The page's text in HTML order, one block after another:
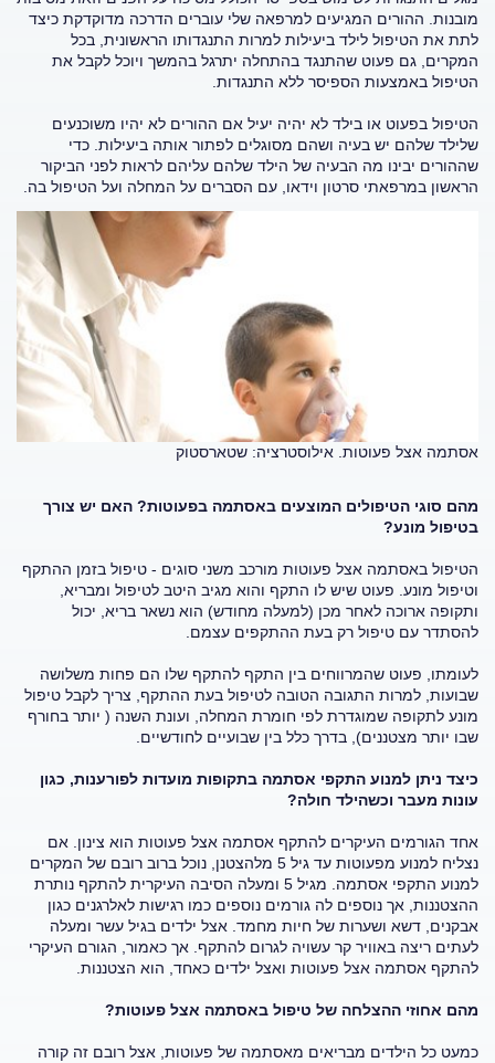
מובנות. ההורים המגיעים למרפאה שלי עוברים הדרכה מדוקדקת כיצד
לתת את הטיפול לילד ביעילות למרות התנגדותו הראשונית, בכל
המקרים, גם פעוט שהתנגד בהתחלה יתרגל בהמשך ויוכל לקבל את
הטיפול באמצעות הספיסר ללא התנגדות.
הטיפול בפעוט או בילד לא יהיה יעיל אם ההורים לא יהיו משוכנעים
שלילד שלהם יש בעיה ושהם מסוגלים לפתור אותה ביעילות. כדי
שההורים יבינו מה הבעיה של הילד שלהם עליהם לראות לפני הביקור
הראשון במרפאתי סרטון וידאו, עם הסברים על המחלה ועל הטיפול בה.
אסתמה אצל פעוטות. אילוסטרציה: שטארסטוק
מהם סוגי הטיפולים המוצעים באסתמה בפעוטות? האם יש צורך
בטיפול מונע?
הטיפול באסתמה אצל פעוטות מורכב משני סוגים - טיפול בזמן ההתקף
וטיפול מונע. פעוט שיש לו התקף והוא מגיב היטב לטיפול ומבריא,
ותקופה ארוכה לאחר מכן (למעלה מחודש) הוא נשאר בריא, יכול
להסתדר עם טיפול רק בעת ההתקפים עצמם.
לעומתו, פעוט שהמרווחים בין התקף להתקף שלו הם פחות משלושה
שבועות, למרות התגובה הטובה לטיפול בעת ההתקף, צריך לקבל טיפול
מונע לתקופה שמוגדרת לפי חומרת המחלה, ועונת השנה ( יותר בחורף
שבו יותר מצטננים), בדרך כלל בין שבועיים לחודשיים.
כיצד ניתן למנוע התקפי אסתמה בתקופות מועדות לפורענות, כגון
עונות מעבר וכשהילד חולה?
אחד הגורמים העיקרים להתקף אסתמה אצל פעוטות הוא צינון. אם
נצליח למנוע מפעוטות עד גיל 5 מלהצטנן, נוכל ברוב רובם של המקרים
למנוע התקפי אסתמה. מגיל 5 ומעלה הסיבה העיקרית להתקף נותרת
ההצטננות, אך נוספים לה גורמים נוספים כמו רגישות לאלרגנים כגון
אבקנים, דשא ושערות של חיות מחמד. אצל ילדים בגיל עשר ומעלה
לעתים ריצה באוויר קר עשויה לגרום להתקף. אך כאמור, הגורם העיקרי
להתקף אסתמה אצל פעוטות ואצל ילדים כאחד, הוא הצטננות.
מהם אחוזי ההצלחה של טיפול באסתמה אצל פעוטות?
כמעט כל הילדים מבריאים מאסתמה של פעוטות, אצל רובם זה קורה